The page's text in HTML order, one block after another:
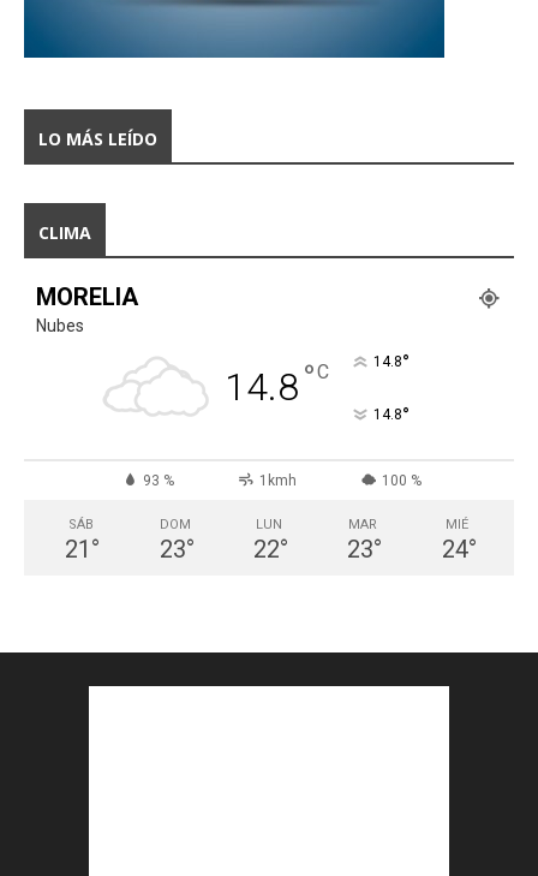
LO MÁS LEÍDO
CLIMA
MORELIA
Nubes
14.8°C 14.8°
14.8°
93 % 1kmh 100 %
SÁB
21 °
DOM
23°
LUN
22°
MAR
23°
MIÉ
24°